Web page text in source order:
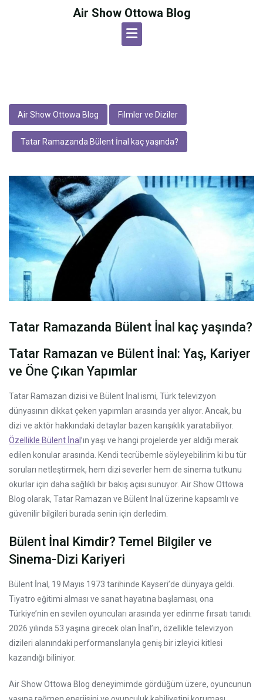
Air Show Ottowa Blog
Air Show Ottowa Blog Filmler ve Diziler
Tatar Ramazanda Bülent İnal kaç yaşında?
Tatar Ramazanda Bülent İnal kaç yaşında?
Tatar Ramazan ve Bülent İnal: Yaş, Kariyer
ve Öne Çıkan Yapımlar
Tatar Ramazan dizisi ve Bülent İnal ismi, Türk televizyon
dünyasının dikkat çeken yapımları arasında yer alıyor. Ancak, bu
dizi ve aktör hakkındaki detaylar bazen karışıklık yaratabiliyor.
Özellikle Bülent İnal ’ın yaşı ve hangi projelerde yer aldığı merak
edilen konular arasında. Kendi tecrübemle söyleyebilirim ki bu tür
soruları netleştirmek, hem dizi severler hem de sinema tutkunu
okurlar için daha sağlıklı bir bakış açısı sunuyor. Air Show Ottowa
Blog olarak, Tatar Ramazan ve Bülent İnal üzerine kapsamlı ve
güvenilir bilgileri burada senin için derledim.
Bülent İnal Kimdir? Temel Bilgiler ve
Sinema-Dizi Kariyeri
Bülent İnal, 19 Mayıs 1973 tarihinde Kayseri’de dünyaya geldi.
Tiyatro eğitimi alması ve sanat hayatına başlaması, ona
Türkiye’nin en sevilen oyuncuları arasında yer edinme fırsatı tanıdı.
2026 yılında 53 yaşına girecek olan İnal’ın, özellikle televizyon
dizileri alanındaki performanslarıyla geniş bir izleyici kitlesi
kazandığı biliniyor.
Air Show Ottowa Blog deneyimimde gördüğüm üzere, oyuncunun